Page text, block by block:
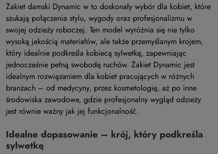
Żakiet damski Dynamic w to doskonały wybór dla kobiet, które
szukają połączenia stylu, wygody oraz profesjonalizmu w
swojej odzieży roboczej. Ten model wyróżnia się nie tylko
wysoką jakością materiałów, ale także przemyślanym krojem,
który idealnie podkreśla kobiecą sylwetkę, zapewniając
jednocześnie pełną swobodę ruchów. Żakiet Dynamic jest
idealnym rozwiązaniem dla kobiet pracujących w różnych
branżach – od medycyny, przez kosmetologię, aż po inne
środowiska zawodowe, gdzie profesjonalny wygląd odzieży
jest równie ważny jak jej funkcjonalność.
Idealne dopasowanie – krój, który podkreśla
sylwetkę